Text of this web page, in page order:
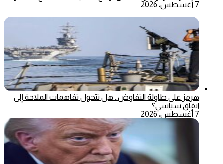
7 أغسطس، 2026
هرمز على طاولة التفاوض.. هل تتحول تفاهمات الملاحة إلى
اتفاق سياسي؟
7 أغسطس، 2026